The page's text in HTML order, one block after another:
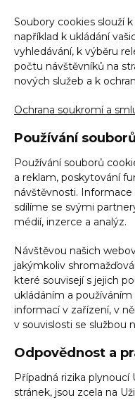
Soubory cookies slouží
například k ukládání
vyhledávání, k výběru
počtu návštěvníků na
nových služeb a k
Ochrana soukromí a
Používání
Používání souborů
a reklam, poskytování
návštěvnosti.
sdílíme se svými
médií, inzerce a analýz.
Návštěvou našich
jakýmkoliv
které souvisejí s jejich
ukládáním a
informací v zařízení, v
v souvislosti se službou
Odpovědnost a
Případná rizika plynoucí
stránek, jsou zcela na